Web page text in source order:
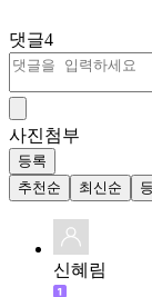
댓글4
사진첨부
등록
추천순
최신순
신혜림